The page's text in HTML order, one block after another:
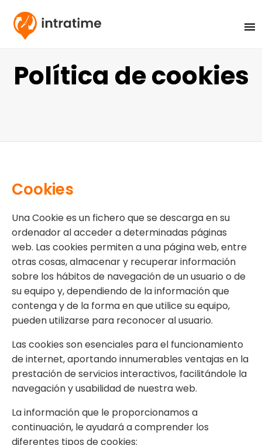
menu
Política de cookies
Cookies
Una Cookie es un fichero que se descarga en su
ordenador al acceder a determinadas páginas
web. Las cookies permiten a una página web, entre
otras cosas, almacenar y recuperar información
sobre los hábitos de navegación de un usuario o de
su equipo y, dependiendo de la información que
contenga y de la forma en que utilice su equipo,
pueden utilizarse para reconocer al usuario.
Las cookies son esenciales para el funcionamiento
de internet, aportando innumerables ventajas en la
prestación de servicios interactivos, facilitándole la
navegación y usabilidad de nuestra web.
La información que le proporcionamos a
continuación, le ayudará a comprender los
diferentes tipos de cookies: